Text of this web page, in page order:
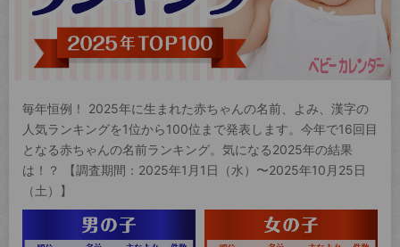
毎年恒例！ 2025年に生まれた赤ちゃんの名前、よみ、漢字の
人気ランキングを1位から100位まで発表します。今年で16回目
となる赤ちゃんの名前ランキング。気になる2025年の結果
は！？ 【調査期間：2025年1月1日（水）〜2025年10月25日
（土）】